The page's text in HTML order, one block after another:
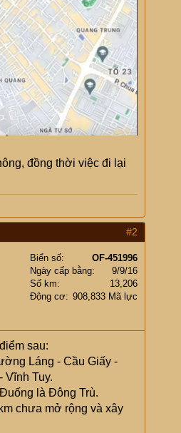
đồng thời việc đi lại
#2
Biển số
OF-451996
Ngày cấp bằng
9/9/16
Số km
13,206
Động cơ
908,833 Mã lực
sau:
Láng - Cầu Giấy -
Vĩnh Tuy.
là Đông Trù.
chưa mở rộng và xây